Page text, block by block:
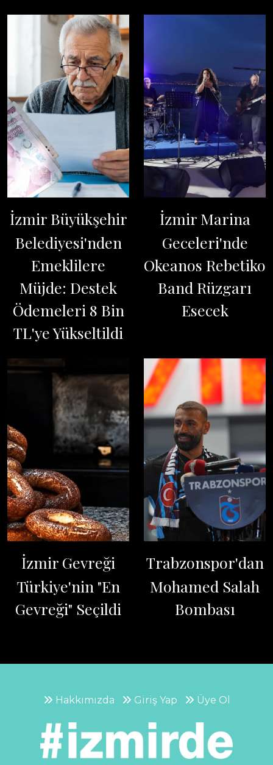
İzmir Büyükşehir
Belediyesi'nden
Emeklilere
Müjde: Destek
Ödemeleri 8 Bin
TL'ye Yükseltildi
İzmir Marina
Geceleri'nde
Okeanos Rebetiko
Band Rüzgarı
Esecek
İzmir Gevreği
Türkiye'nin "En
Gevreği" Seçildi
Trabzonspor'dan
Mohamed Salah
Bombası
Hakkımızda Giriş Yap Üye Ol